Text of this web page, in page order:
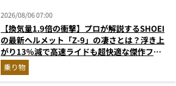
2026/08/06 07:00
【換気量1.9倍の衝撃】プロが解説するSHOEI
の最新ヘルメット「Z-9」の凄さとは？浮き上
がり13%減で高速ライドも超快適な傑作フル
フェイス
乗り物